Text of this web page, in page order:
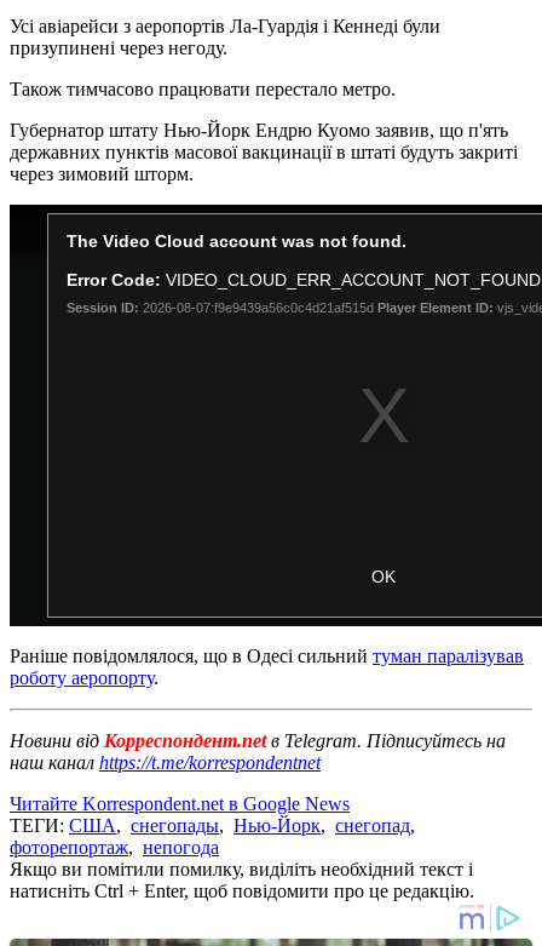
Усі авіарейси з аеропортів Ла-Гуардія і Кеннеді були
призупинені через негоду.
Також тимчасово працювати перестало метро.
Губернатор штату Нью-Йорк Ендрю Куомо заявив, що п'ять
державних пунктів масової вакцинації в штаті будуть закриті
через зимовий шторм.
Раніше повідомлялося, що в Одесі сильний туман паралізував
роботу аеропорту.
Новини від Корреспондент.netв Telegram. Підписуйтесь на
наш канал https://t.me/korrespondentnet
Читайте Korrespondent.net в Google News
ТЕГИ: США, снегопады, Нью-Йорк, снегопад,
фоторепортаж, непогода
Якщо ви помітили помилку, виділіть необхідний текст і
натисніть Ctrl + Enter, щоб повідомити про це редакцію.